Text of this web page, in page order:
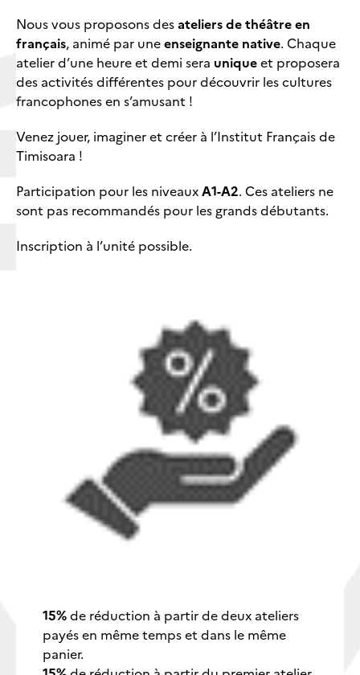
Nous vous proposons desateliers de théâtre en
français, animé par uneenseignante native. Chaque
atelier d’une heure et demi sera uniqueet proposera
des activités différentes pour découvrir les cultures
francophones en s’amusant !
Venez jouer, imaginer et créer à l’Institut Français de
Timisoara !
Participation pour les niveauxA1-A2. Ces ateliers ne
sont pas recommandés pour les grands débutants.
Inscription à l’unité possible.
15%de réduction à partir de deux ateliers
payés en même temps et dans le même
panier.